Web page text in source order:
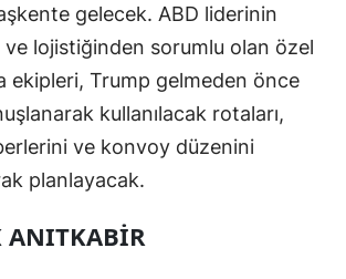
gelecek. ABD liderinin
lojistiğinden sorumlu olan özel
ekipleri, Trump gelmeden önce
kullanılacak rotaları,
ve konvoy düzenini
planlayacak.
ANITKABİR